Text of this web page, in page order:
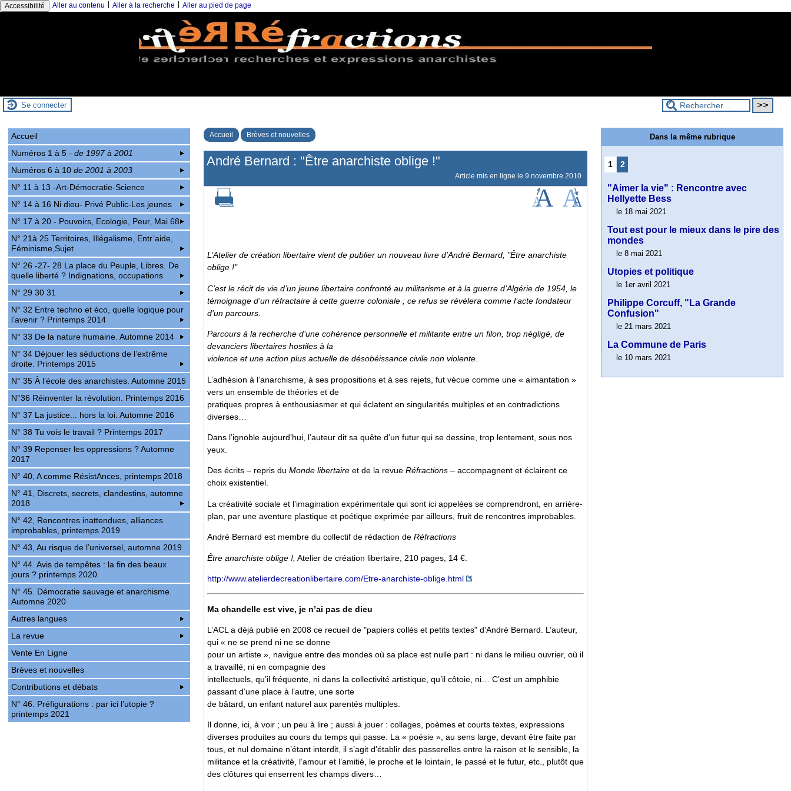
Accessibilité Aller au contenu Aller à la recherche Aller au pied de page
Se connecter
Accueil Brèves et nouvelles
André Bernard : "Être anarchiste oblige !"
Article mis en ligne le 9 novembre 2010
L’Atelier de création libertaire vient de publier un nouveau livre d’André Bernard, "Être anarchiste
oblige !"
C’est le récit de vie d’un jeune libertaire confronté au militarisme et à la guerre d’Algérie de 1954, le
témoignage d’un réfractaire à cette guerre coloniale ; ce refus se révélera comme l’acte fondateur
d’un parcours.
Parcours à la recherche d’une cohérence personnelle et militante entre un filon, trop négligé, de
devanciers libertaires hostiles à la
violence et une action plus actuelle de désobéissance civile non violente.
L’adhésion à l’anarchisme, à ses propositions et à ses rejets, fut vécue comme une « aimantation »
vers un ensemble de théories et de
pratiques propres à enthousiasmer et qui éclatent en singularités multiples et en contradictions
diverses…
Dans l’ignoble aujourd’hui, l’auteur dit sa quête d’un futur qui se dessine, trop lentement, sous nos
yeux.
Des écrits – repris du Monde libertaire et de la revue Réfractions – accompagnent et éclairent ce
choix existentiel.
La créativité sociale et l’imagination expérimentale qui sont ici appelées se comprendront, en arrière-
plan, par une aventure plastique et poétique exprimée par ailleurs, fruit de rencontres improbables.
André Bernard est membre du collectif de rédaction de Réfractions
Être anarchiste oblige !, Atelier de création libertaire, 210 pages, 14 €.
http://www.atelierdecreationlibertaire.com/Etre-anarchiste-oblige.html
Ma chandelle est vive, je n’ai pas de dieu
L’ACL a déjà publié en 2008 ce recueil de "papiers collés et petits textes" d’André Bernard. L’auteur,
qui « ne se prend ni ne se donne
pour un artiste », navigue entre des mondes où sa place est nulle part : ni dans le milieu ouvrier, où il
a travaillé, ni en compagnie des
intellectuels, qu’il fréquente, ni dans la collectivité artistique, qu’il côtoie, ni… C’est un amphibie
passant d’une place à l’autre, une sorte
de bâtard, un enfant naturel aux parentés multiples.
Il donne, ici, à voir ; un peu à lire ; aussi à jouer : collages, poèmes et courts textes, expressions
diverses produites au cours du temps qui passe. La « poésie », au sens large, devant être faite par
tous, et nul domaine n’étant interdit, il s’agit d’établir des passerelles entre la raison et le sensible, la
militance et la créativité, l’amour et l’amitié, le proche et le lointain, le passé et le futur, etc., plutôt que
des clôtures qui enserrent les champs divers…
Accueil
Numéros 1 à 5- de 1997 à 2001
Numéros 6 à 10de 2001 à 2003
N° 11 à 13 -Art-Démocratie-Science
N° 14 à 16 Ni dieu- Privé Public-Les jeunes
N° 17 à 20 - Pouvoirs, Ecologie, Peur, Mai 68
N° 21à 25 Territoires, Illégalisme, Entr’aide,
Féminisme,Sujet
N° 26 -27- 28 La place du Peuple, Libres. De
quelle liberté ? Indignations, occupations
N° 29 30 31
N° 32 Entre techno et éco, quelle logique pour
l’avenir ? Printemps 2014
N° 33 De la nature humaine. Automne 2014
N° 34 Déjouer les séductions de l’extrême
droite. Printemps 2015
N° 35 À l’école des anarchistes. Automne 2015
N°36 Réinventer la révolution. Printemps 2016
N° 37 La justice... hors la loi. Automne 2016
N° 38 Tu vois le travail ? Printemps 2017
N° 39 Repenser les oppressions ? Automne
2017
N° 40, A comme RésistAnces, printemps 2018
N° 41, Discrets, secrets, clandestins, automne
2018
N° 42, Rencontres inattendues, alliances
improbables, printemps 2019
N° 43, Au risque de l’universel, automne 2019
N° 44. Avis de tempêtes : la fin des beaux
jours ? printemps 2020
N° 45. Démocratie sauvage et anarchisme.
Automne 2020
Autres langues
La revue
Vente En Ligne
Brèves et nouvelles
Contributions et débats
N° 46. Préfigurations : par ici l’utopie ?
printemps 2021
Dans la même rubrique
1 2
"Aimer la vie" : Rencontre avec
Hellyette Bess
le 18 mai 2021
Tout est pour le mieux dans le pire des
mondes
le 8 mai 2021
Utopies et politique
le 1er avril 2021
Philippe Corcuff, "La Grande
Confusion"
le 21 mars 2021
La Commune de Paris
le 10 mars 2021